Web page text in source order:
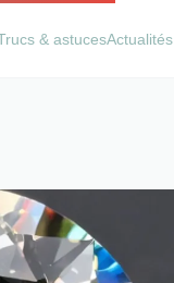
& astucesActualités